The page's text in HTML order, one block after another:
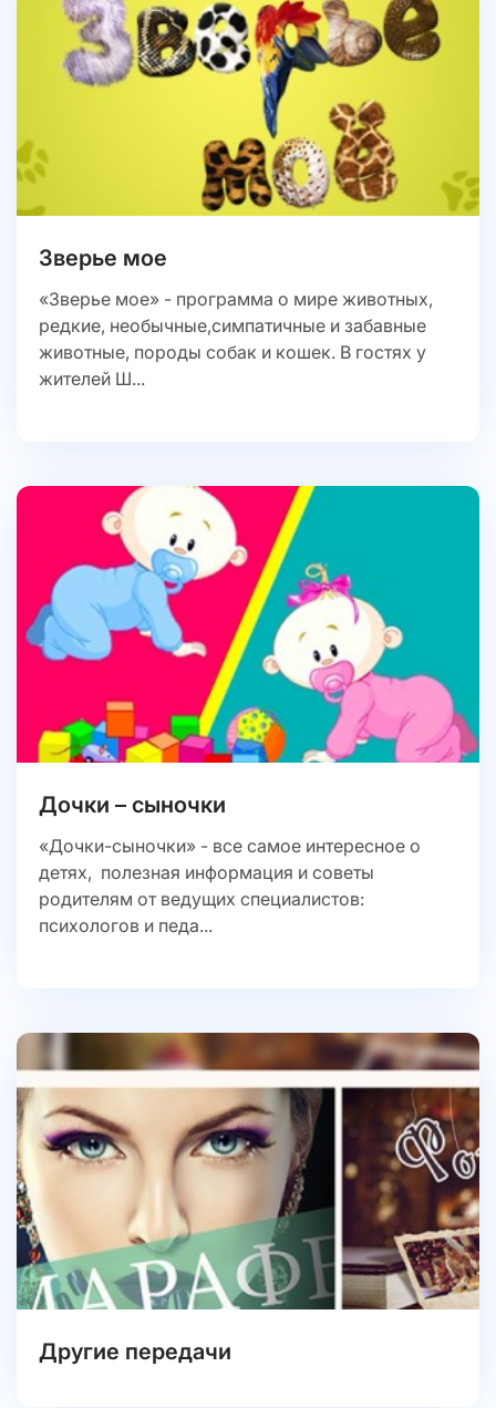
Зверье мое
«Зверье мое» - программа о мире животных,
редкие, необычные,симпатичные и забавные
животные, породы собак и кошек. В гостях у
жителей Ш...
Дочки – сыночки
«Дочки-сыночки» - все самое интересное о
детях, полезная информация и советы
родителям от ведущих специалистов:
психологов и педа...
Другие передачи